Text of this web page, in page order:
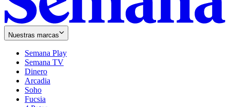
Nuestras marcas
Semana Play
Semana TV
Dinero
Arcadia
Soho
in
Fucsia